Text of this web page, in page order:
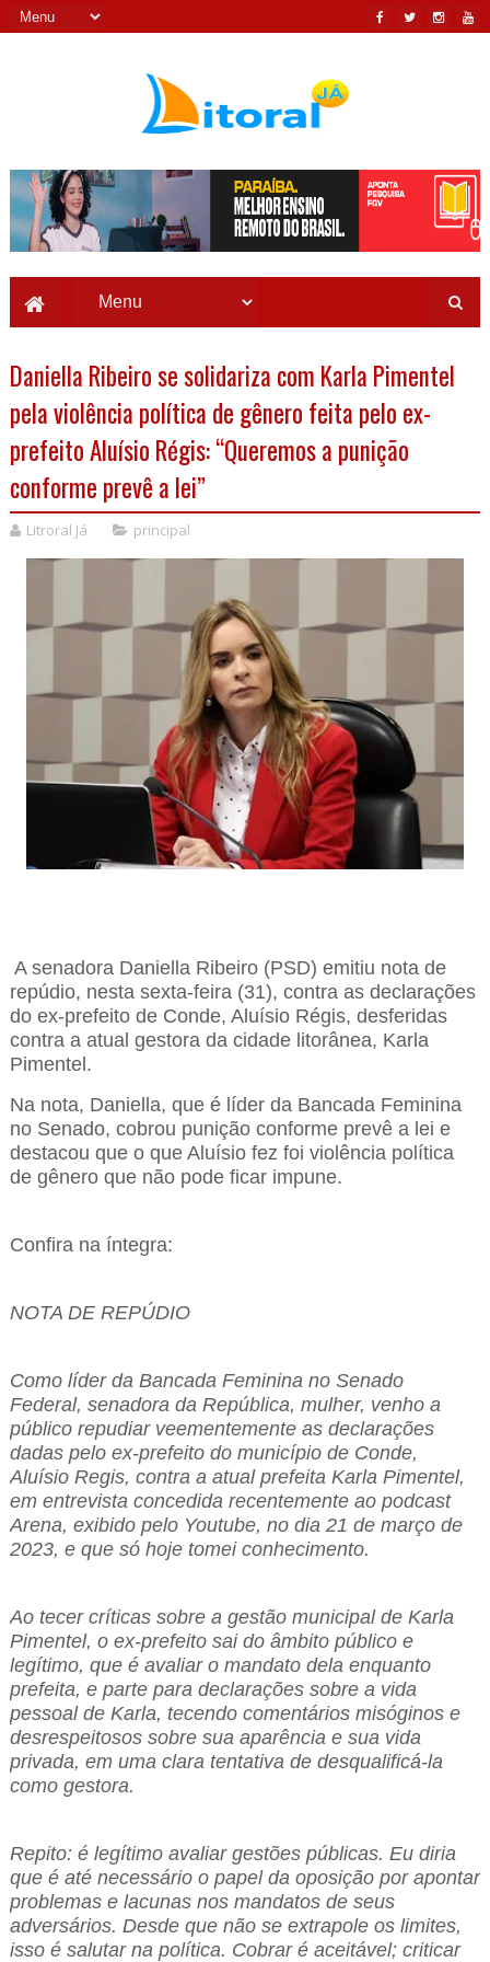
Daniella Ribeiro se solidariza com Karla Pimentel
pela violência política de gênero feita pelo ex-
prefeito Aluísio Régis: “Queremos a punição
conforme prevê a lei”
Litroral Já principal
A senadora Daniella Ribeiro (PSD) emitiu nota de
repúdio, nesta sexta-feira (31), contra as declarações
do ex-prefeito de Conde, Aluísio Régis, desferidas
contra a atual gestora da cidade litorânea, Karla
Pimentel.
Na nota, Daniella, que é líder da Bancada Feminina
no Senado, cobrou punição conforme prevê a lei e
destacou que o que Aluísio fez foi violência política
de gênero que não pode ficar impune.
Confira na íntegra:
NOTA DE REPÚDIO
Como líder da Bancada Feminina no Senado
Federal, senadora da República, mulher, venho a
público repudiar veementemente as declarações
dadas pelo ex-prefeito do município de Conde,
Aluísio Regis, contra a atual prefeita Karla Pimentel,
em entrevista concedida recentemente ao podcast
Arena, exibido pelo Youtube, no dia 21 de março de
2023, e que só hoje tomei conhecimento.
Ao tecer críticas sobre a gestão municipal de Karla
Pimentel, o ex-prefeito sai do âmbito público e
legítimo, que é avaliar o mandato dela enquanto
prefeita, e parte para declarações sobre a vida
pessoal de Karla, tecendo comentários misóginos e
desrespeitosos sobre sua aparência e sua vida
privada, em uma clara tentativa de desqualificá-la
como gestora.
Repito: é legítimo avaliar gestões públicas. Eu diria
que é até necessário o papel da oposição por apontar
problemas e lacunas nos mandatos de seus
adversários. Desde que não se extrapole os limites,
isso é salutar na política. Cobrar é aceitável; criticar